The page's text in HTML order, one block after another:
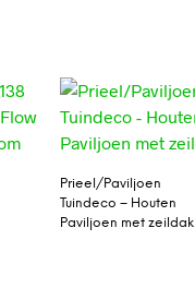
Prieel/Paviljoen
Tuindeco – Houten
Paviljoen met zeildak